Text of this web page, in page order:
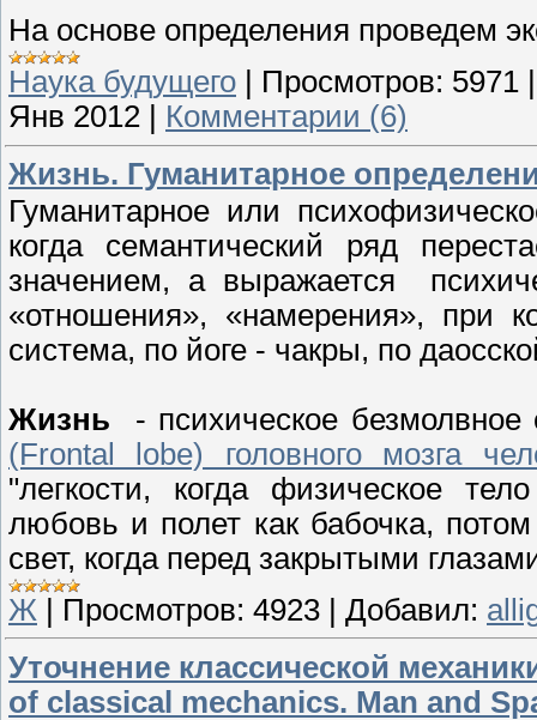
На основе определения проведем
Наука будущего
Просмотров: 5971
Янв 2012
Комментарии (6)
Жизнь. Гуманитарное
Гуманитарное или
когда семантический ряд
значением, а выражается
«отношения», «намерения», при
система, по йоге - чакры, по
Жизнь - психическое
(Frontal lobe) головного мозга
"легкости, когда физическое
любовь и полет как бабочка,
свет, когда перед закрытыми
Ж
Просмотров: 4923 Добавил:
Уточнение классической
of classical mechanics. Man and